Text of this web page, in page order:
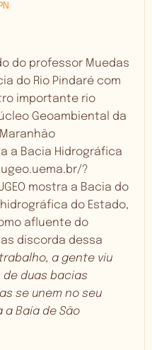
do professor Muedas
do Rio Pindaré com
importante rio
Geoambiental da
a Bacia Hidrográfica
?
mostra a Bacia do
do Estado,
afluente do
discorda dessa
trabalho, a gente viu
duas bacias
se unem no seu
Baía de São